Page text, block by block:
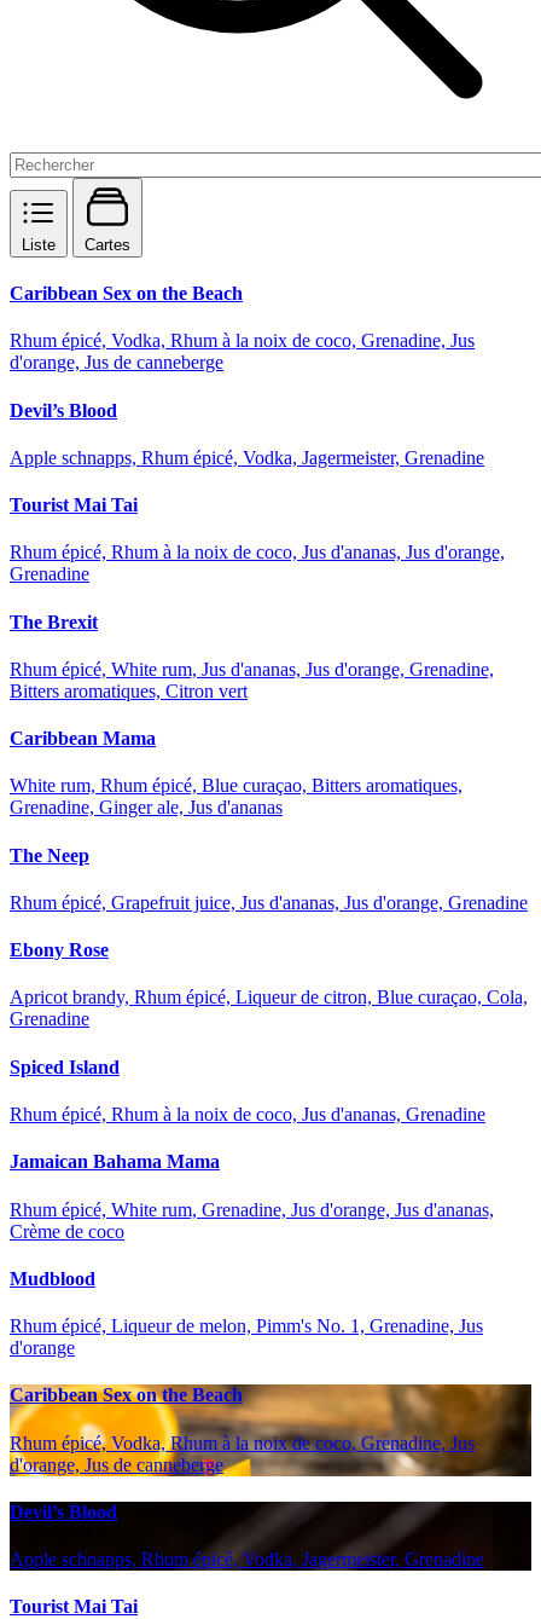
Liste Cartes
Caribbean Sex on the Beach
Rhum épicé, Vodka, Rhum à la noix de coco, Grenadine, Jus
d'orange, Jus de canneberge
Devil’s Blood
Apple schnapps, Rhum épicé, Vodka, Jagermeister, Grenadine
Tourist Mai Tai
Rhum épicé, Rhum à la noix de coco, Jus d'ananas, Jus d'orange,
Grenadine
The Brexit
Rhum épicé, White rum, Jus d'ananas, Jus d'orange, Grenadine,
Bitters aromatiques, Citron vert
Caribbean Mama
White rum, Rhum épicé, Blue curaçao, Bitters aromatiques,
Grenadine, Ginger ale, Jus d'ananas
The Neep
Rhum épicé, Grapefruit juice, Jus d'ananas, Jus d'orange, Grenadine
Ebony Rose
Apricot brandy, Rhum épicé, Liqueur de citron, Blue curaçao, Cola,
Grenadine
Spiced Island
Rhum épicé, Rhum à la noix de coco, Jus d'ananas, Grenadine
Jamaican Bahama Mama
Rhum épicé, White rum, Grenadine, Jus d'orange, Jus d'ananas,
Crème de coco
Mudblood
Rhum épicé, Liqueur de melon, Pimm's No. 1, Grenadine, Jus
d'orange
Caribbean Sex on the Beach
Rhum épicé, Vodka, Rhum à la noix de coco, Grenadine, Jus
d'orange, Jus de canneberge
Devil’s Blood
Apple schnapps, Rhum épicé, Vodka, Jagermeister, Grenadine
Tourist Mai Tai